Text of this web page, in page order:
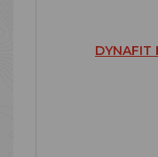
DYNAFIT